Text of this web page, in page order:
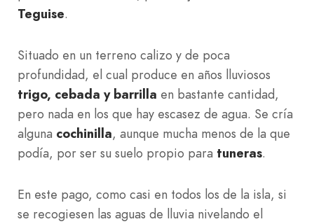
Teguise.
Situado en un terreno calizo y de poca
profundidad, el cual produce en años lluviosos
trigo, cebada y barrilla en bastante cantidad,
pero nada en los que hay escasez de agua. Se cría
alguna cochinilla, aunque mucha menos de la que
podía, por ser su suelo propio para tuneras.
En este pago, como casi en todos los de la isla, si
se recogiesen las aguas de lluvia nivelando el